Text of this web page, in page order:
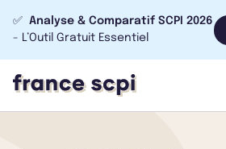
✅ Analyse & Comparatif SCPI 2026
- L’Outil Gratuit Essentiel